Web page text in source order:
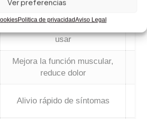
Politica de privacidadAviso Legal
Ventajas principales
usar
Mejora la función muscular,
reduce dolor
Alivio rápido de síntomas